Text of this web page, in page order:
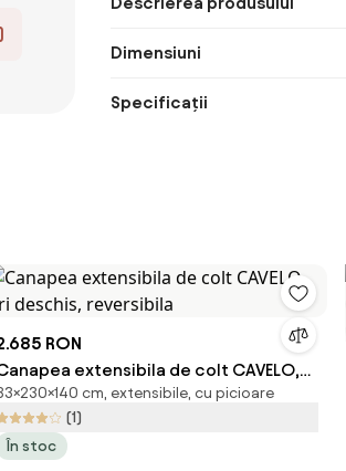
Dimensiuni
Specificații
RON
extensibila de colt CAVELO,
deschis, reversibila
cm, extensibile, cu picioare
(1)
În stoc